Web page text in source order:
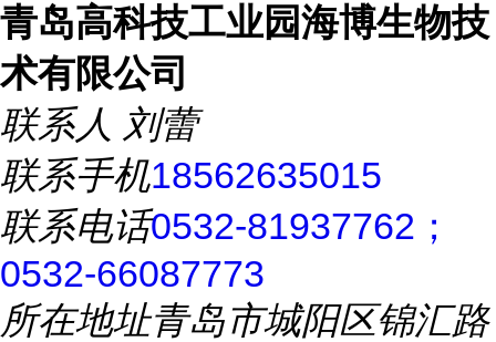
青岛高科技工业园海博生物技
术有限公司
联系人 刘蕾
联系手机18562635015
联系电话0532-81937762；
0532-66087773
所在地址青岛市城阳区锦汇路